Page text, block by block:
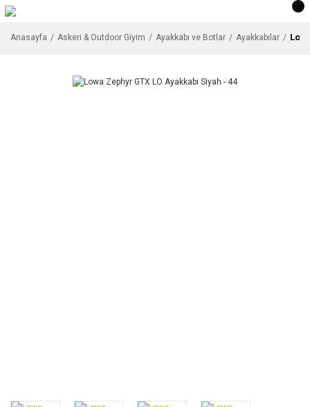
Anasayfa Askeri & Outdoor Giyim Ayakkabı ve Botlar Ayakkabılar